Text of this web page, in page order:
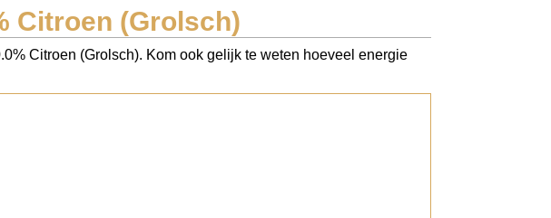
Citroen (Grolsch)
Citroen (Grolsch). Kom ook gelijk te weten hoeveel energie